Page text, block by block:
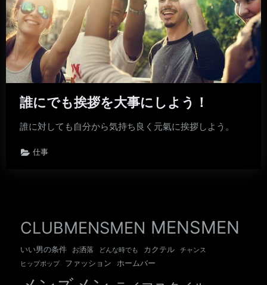
誰にでも挨拶を大事にしよう！
誰に対しても自分から気持ち良く元氣に挨拶しよう。
仕事
CLUBMENSMEN MENSMEN
いい男の条件 お洒落 どんな時でも カクテル チャンス
ヒップポップ ファッション ホームバー